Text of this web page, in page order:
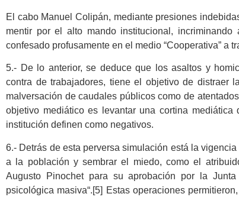
El cabo Manuel Colipán, mediante presiones
mentir por el alto mando institucional,
confesado profusamente en el medio “Cooperativa” a
5.- De lo anterior, se deduce que los asaltos y
contra de trabajadores, tiene el objetivo de distraer
malversación de caudales públicos como de
objetivo mediático es levantar una cortina
institución definen como negativos.
6.- Detrás de esta perversa simulación está la
a la población y sembrar el miedo, como el
Augusto Pinochet para su aprobación por la
psicológica masiva“.[5] Estas operaciones